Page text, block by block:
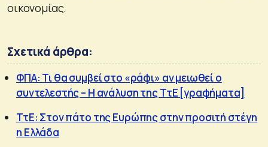
οικονομίας.
Σχετικά άρθρα:
ΦΠΑ: Τι θα συμβεί στο «ράφι» αν μειωθεί ο
συντελεστής – Η ανάλυση της ΤτΕ [γραφήματα]
ΤτΕ: Στον πάτο της Ευρώπης στην προσιτή στέγη
η Ελλάδα